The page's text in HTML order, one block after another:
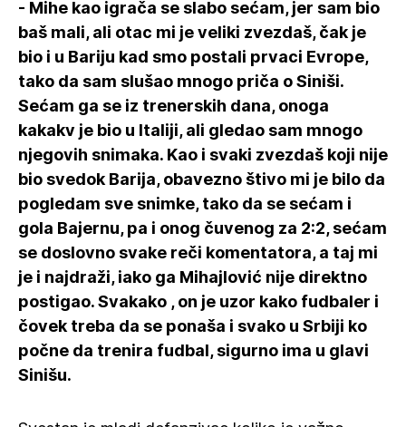
- Mihe kao igrača se slabo sećam, jer sam bio
baš mali, ali otac mi je veliki zvezdaš, čak je
bio i u Bariju kad smo postali prvaci Evrope,
tako da sam slušao mnogo priča o Siniši.
Sećam ga se iz trenerskih dana, onoga
kakakv je bio u Italiji, ali gledao sam mnogo
njegovih snimaka. Kao i svaki zvezdaš koji nije
bio svedok Barija, obavezno štivo mi je bilo da
pogledam sve snimke, tako da se sećam i
gola Bajernu, pa i onog čuvenog za 2:2, sećam
se doslovno svake reči komentatora, a taj mi
je i najdraži, iako ga Mihajlović nije direktno
postigao. Svakako , on je uzor kako fudbaler i
čovek treba da se ponaša i svako u Srbiji ko
počne da trenira fudbal, sigurno ima u glavi
Sinišu.